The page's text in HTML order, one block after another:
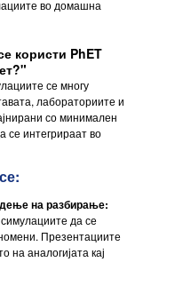
во домашна
користи PhET
се многу
лабораториите и
со минимален
се интегрираат во
на разбирање:
да се
Презентациите
на аналогијата кај